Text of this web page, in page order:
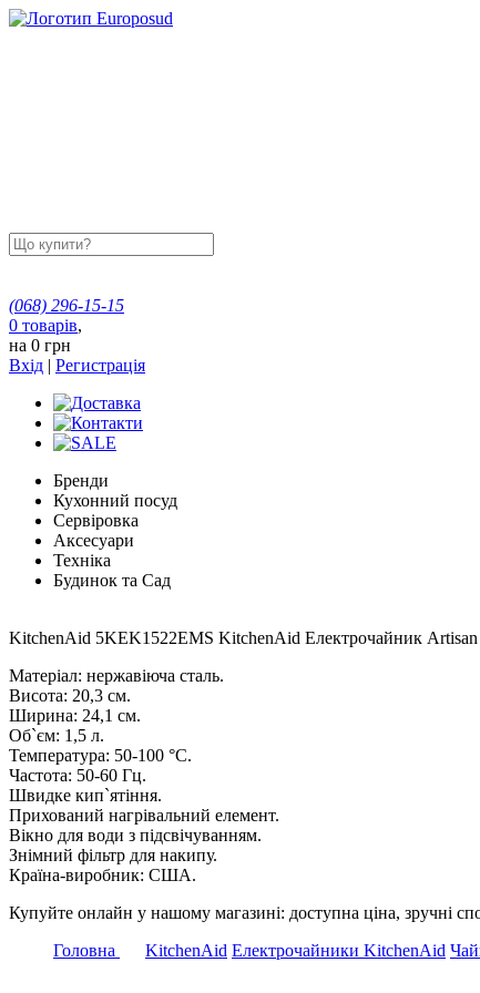
(068) 296-15-15
0 товарів,
на 0 грн
Вхід | Регистрація
Бренди
Кухонний посуд
Сервіровка
Аксесуари
Техніка
Будинок та Сад
KitchenAid 5KEK1522EMS KitchenAid Електрочайник Artisan
Матеріал: нержавіюча сталь.
Висота: 20,3 см.
Ширина: 24,1 см.
Об`єм: 1,5 л.
Температура: 50-100 °C.
Частота: 50-60 Гц.
Швидке кип`ятіння.
Прихований нагрівальний елемент.
Вікно для води з підсвічуванням.
Знімний фільтр для накипу.
Країна-виробник: США.
Купуйте онлайн у нашому магазині: доступна ціна, зручні
Головна
KitchenAid Електрочайники KitchenAid